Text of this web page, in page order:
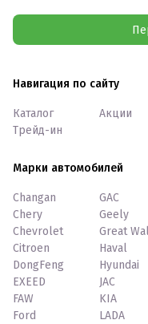
Навигация по сайту
Каталог
Трейд-ин
Акции
Марки автомобилей
Changan
Chery
Chevrolet
Citroen
DongFeng
EXEED
FAW
Ford
GAC
Geely
Great
Haval
Hyundai
JAC
KIA
LADA